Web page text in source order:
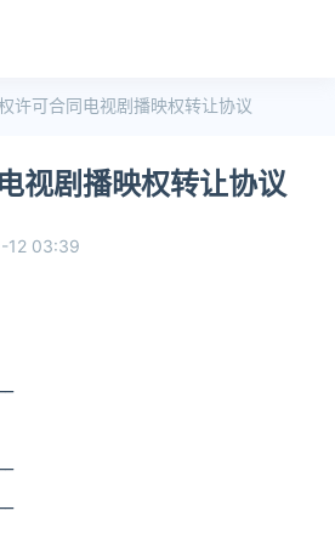
许可合同电视剧播映权转让协议
视剧播映权转让协议
12 03:39